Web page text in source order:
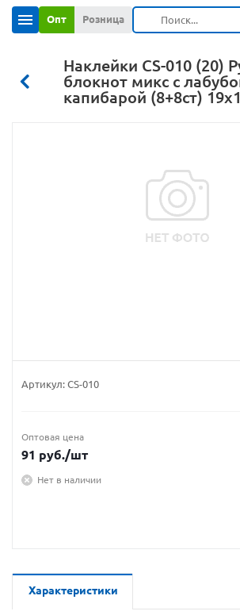
Опт Розница
Наклейки CS-010 (20)
блокнот микс с
капибарой (8+8ст)
Артикул: CS-010
Оптовая цена
91 руб./шт
Нет в наличии
Характеристики